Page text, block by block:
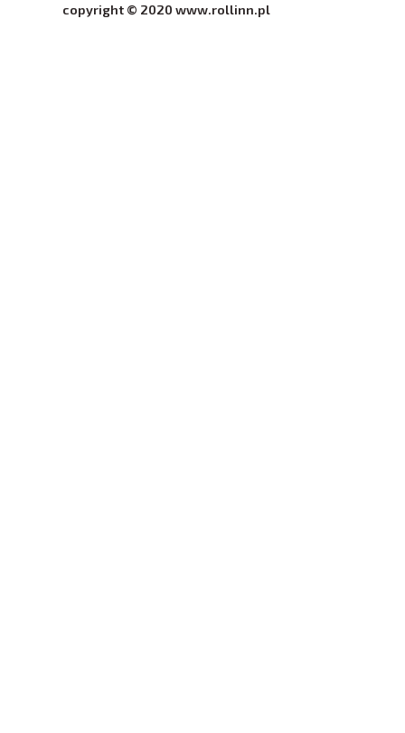
copyright © 2020 www.rollinn.pl